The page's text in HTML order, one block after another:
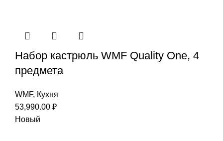
Набор кастрюль WMF Quality One, 4
предмета
WMF, Кухня
53,990.00 ₽
Новый